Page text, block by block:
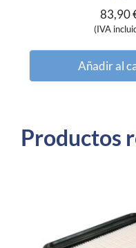
83,90
(IVA
Añadir al
Productos